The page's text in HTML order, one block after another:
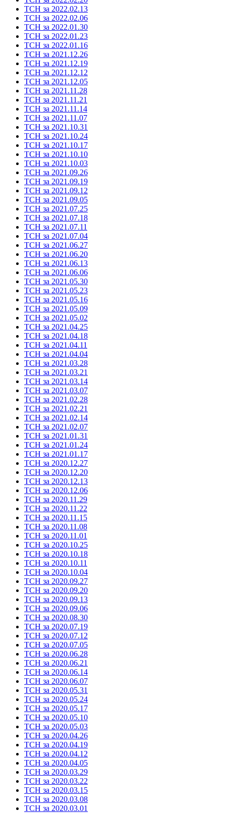
ТСН за 2022.02.13
ТСН за 2022.02.06
ТСН за 2022.01.30
ТСН за 2022.01.23
ТСН за 2022.01.16
ТСН за 2021.12.26
ТСН за 2021.12.19
ТСН за 2021.12.12
ТСН за 2021.12.05
ТСН за 2021.11.28
ТСН за 2021.11.21
ТСН за 2021.11.14
ТСН за 2021.11.07
ТСН за 2021.10.31
ТСН за 2021.10.24
ТСН за 2021.10.17
ТСН за 2021.10.10
ТСН за 2021.10.03
ТСН за 2021.09.26
ТСН за 2021.09.19
ТСН за 2021.09.12
ТСН за 2021.09.05
ТСН за 2021.07.25
ТСН за 2021.07.18
ТСН за 2021.07.11
ТСН за 2021.07.04
ТСН за 2021.06.27
ТСН за 2021.06.20
ТСН за 2021.06.13
ТСН за 2021.06.06
ТСН за 2021.05.30
ТСН за 2021.05.23
ТСН за 2021.05.16
ТСН за 2021.05.09
ТСН за 2021.05.02
ТСН за 2021.04.25
ТСН за 2021.04.18
ТСН за 2021.04.11
ТСН за 2021.04.04
ТСН за 2021.03.28
ТСН за 2021.03.21
ТСН за 2021.03.14
ТСН за 2021.03.07
ТСН за 2021.02.28
ТСН за 2021.02.21
ТСН за 2021.02.14
ТСН за 2021.02.07
ТСН за 2021.01.31
ТСН за 2021.01.24
ТСН за 2021.01.17
ТСН за 2020.12.27
ТСН за 2020.12.20
ТСН за 2020.12.13
ТСН за 2020.12.06
ТСН за 2020.11.29
ТСН за 2020.11.22
ТСН за 2020.11.15
ТСН за 2020.11.08
ТСН за 2020.11.01
ТСН за 2020.10.25
ТСН за 2020.10.18
ТСН за 2020.10.11
ТСН за 2020.10.04
ТСН за 2020.09.27
ТСН за 2020.09.20
ТСН за 2020.09.13
ТСН за 2020.09.06
ТСН за 2020.08.30
ТСН за 2020.07.19
ТСН за 2020.07.12
ТСН за 2020.07.05
ТСН за 2020.06.28
ТСН за 2020.06.21
ТСН за 2020.06.14
ТСН за 2020.06.07
ТСН за 2020.05.31
ТСН за 2020.05.24
ТСН за 2020.05.17
ТСН за 2020.05.10
ТСН за 2020.05.03
ТСН за 2020.04.26
ТСН за 2020.04.19
ТСН за 2020.04.12
ТСН за 2020.04.05
ТСН за 2020.03.29
ТСН за 2020.03.22
ТСН за 2020.03.15
ТСН за 2020.03.08
ТСН за 2020.03.01